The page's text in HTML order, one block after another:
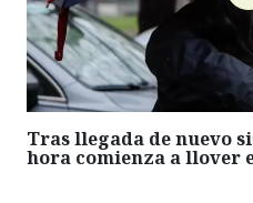
Tras llegada de nuevo
hora comienza a llover